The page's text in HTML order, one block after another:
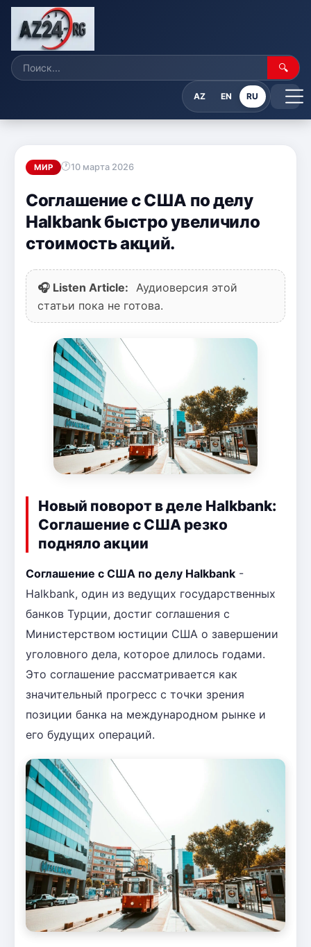
🔍
AZ EN RU
МИР 10 марта 2026
Соглашение с США по делу
Halkbank быстро увеличило
стоимость акций.
🎧 Listen Article:
Аудиоверсия этой
статьи пока не готова.
Новый поворот в деле Halkbank:
Соглашение с США резко
подняло акции
Соглашение с США по делу Halkbank -
Halkbank, один из ведущих государственных
банков Турции, достиг соглашения с
Министерством юстиции США о завершении
уголовного дела, которое длилось годами.
Это соглашение рассматривается как
значительный прогресс с точки зрения
позиции банка на международном рынке и
его будущих операций.